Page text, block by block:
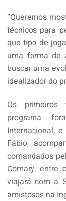
“Queremos
técnicos para
que tipo de
uma forma de
buscar uma
idealizador do
Os primeiros
programa
Internacional,
Fábio
comandados
Comary,
viajará com a
amistosos na